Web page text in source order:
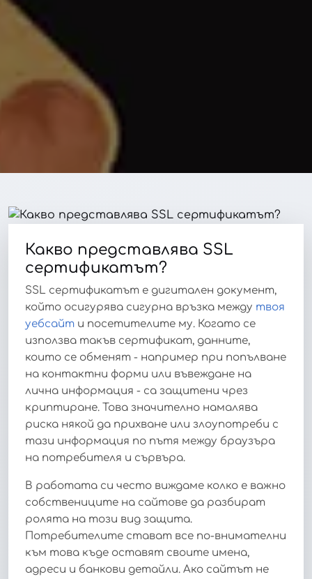
Какво представлява SSL
сертификатът?
SSL сертификатът е дигитален документ,
който осигурява сигурна връзка между твоя
уебсайт и посетителите му. Когато се
използва такъв сертификат, данните,
които се обменят - например при попълване
на контактни форми или въвеждане на
лична информация - са защитени чрез
криптиране. Това значително намалява
риска някой да прихване или злоупотреби с
тази информация по пътя между браузъра
на потребителя и сървъра.
В работата си често виждаме колко е важно
собствениците на сайтове да разбират
ролята на този вид защита.
Потребителите стават все по-внимателни
към това къде оставят своите имена,
адреси и банкови детайли. Ако сайтът не